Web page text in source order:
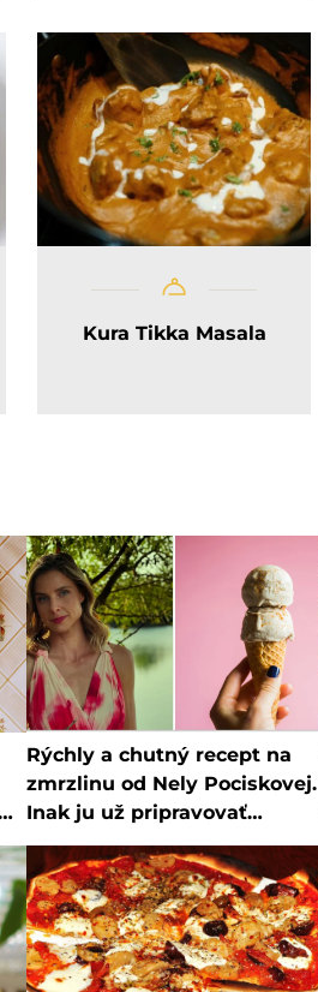
Kura Tikka Masala
Rýchly a chutný recept na
zmrzlinu od Nely Pociskovej.
Inak ju už pripravovať
nebudete